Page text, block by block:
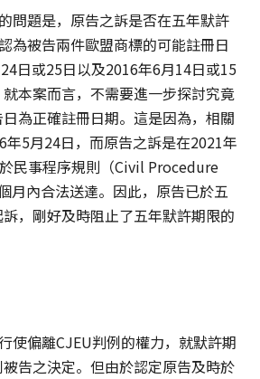
問題是，原告之訴是否在五年默許
為被告兩件歐盟商標的可能註冊日
日或25日以及2016年6月14日或15
本案而言，不需要進一步探討究竟
為正確註冊日期。這是因為，相關
年5月24日，而原告之訴是在2021年
民事程序規則（Civil Procedure
月內合法送達。因此，原告已於五
，剛好及時阻止了五年默許期限的
使偏離CJEU判例的權力，就默許期
告之決定。但由於認定原告及時於